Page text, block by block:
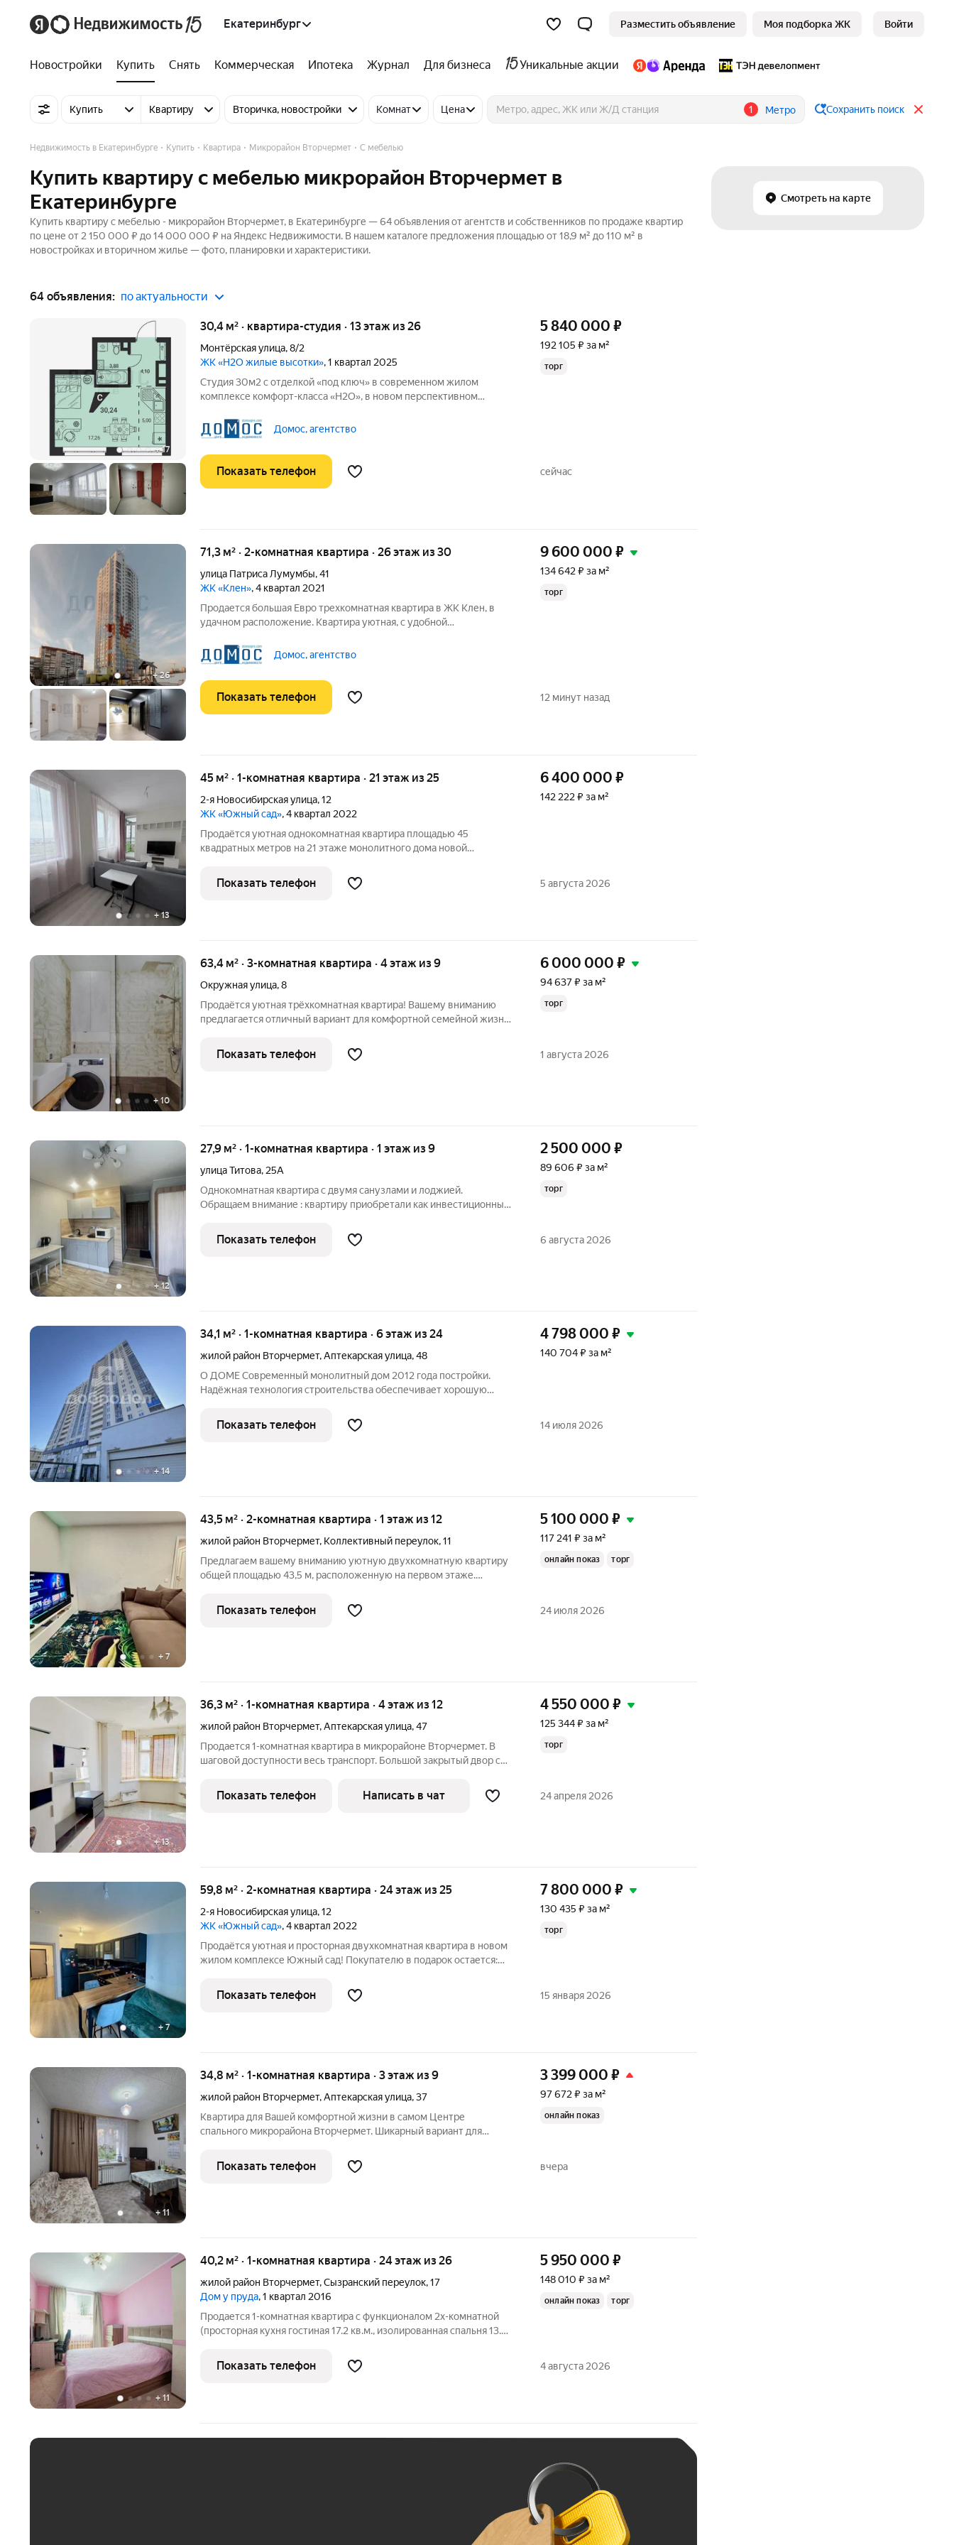
Екатеринбург Разместить объявление Моя подборка ЖК Войти
Новостройки Купить Снять Коммерческая Ипотека Журнал Для бизнеса Уникальные акции
Купить Квартиру Вторичка, новостройки Комнат Цена 1 Метро Сохранить поиск
Смотреть на карте
Недвижимость в Екатеринбурге Купить Квартира Микрорайон Вторчермет С мебелью
Купить квартиру с мебелью микрорайон Вторчермет в
Екатеринбурге
Купить квартиру с мебелью - микрорайон Вторчермет, в Екатеринбурге — 64 объявления от агентств и собственников по продаже квартир
по цене от 2 150 000 ₽ до 14 000 000 ₽ на Яндекс Недвижимости. В нашем каталоге предложения площадью от 18,9 м² до 110 м² в
новостройках и вторичном жилье — фото, планировки и характеристики.
64 объявления: по актуальности
+17
30,4 м² · квартира-студия · 13 этаж из 26
Монтёрская улица,8/2
ЖК «H2O жилые высотки», 1 квартал 2025
Студия 30м2 с отделкой «под ключ» в современном жилом
комплексе комфорт-класса «Н2О», в новом перспективном
площадь 30,4 м2 - Комната 17,42 м2 - Зона кухни 5 м2 - коридор 4,1
м2 - санузел 3,88
Домос, агентство
5 840 000 ₽
192 105 ₽ за м²
торг
Показать телефон сейчас
+26
71,3 м² · 2-комнатная квартира · 26 этаж из 30
улица Патриса Лумумбы,41
ЖК «Клен», 4 квартал 2021
Продается большая Евро трехкомнатная квартира в ЖК Клен, в
удачном расположение. Квартира уютная, с удобной
обеспечивает свет и тепло в течение всего дня. Эта идеальная
квартира для семьи,
Домос, агентство
9 600 000 ₽
134 642 ₽ за м²
торг
Показать телефон 12 минут назад
+13
45 м² · 1-комнатная квартира · 21 этаж из 25
2-я Новосибирская улица,12
ЖК «Южный сад», 4 квартал 2022
Продаётся уютная однокомнатная квартира площадью 45
квадратных метров на 21 этаже монолитного дома новой
расположен в микрорайоне Вторчермет на улице 2-я
Новосибирская, дом 12. Просторная
6 400 000 ₽
142 222 ₽ за м²
Показать телефон 5 августа 2026
+ 10
63,4 м² · 3-комнатная квартира · 4 этаж из 9
Окружная улица,8
Продаётся уютная трёхкомнатная квартира! Вашему вниманию
предлагается отличный вариант для комфортной семейной жизни
расположенная в тихом районе с развитой инфраструктурой.
Квартира порадует
6 000 000 ₽
94 637 ₽ за м²
торг
Показать телефон 1 августа 2026
+12
27,9 м² · 1-комнатная квартира · 1 этаж из 9
улица Титова, 25А
Однокомнатная квартира с двумя санузлами и лоджией.
Обращаем внимание : квартиру приобретали как инвестиционный
изменений в планировке (оборудовали 2-й санузел на месте
бывшей кладовки и
2 500 000 ₽
89 606 ₽ за м²
торг
Показать телефон 6 августа 2026
+14
34,1 м² · 1-комнатная квартира · 6 этаж из 24
жилой район Вторчермет,Аптекарская улица,48
О ДОМЕ Современный монолитный дом 2012 года постройки.
Надёжная технология строительства обеспечивает хорошую
Наземная парковка В доме заменены стояки Дом уже полностью
заселён - нет
4 798 000 ₽
140 704 ₽ за м²
Показать телефон 14 июля 2026
+ 7
43,5 м² · 2-комнатная квартира · 1 этаж из 12
жилой район Вторчермет, Коллективный переулок,11
Предлагаем вашему вниманию уютную двухкомнатную квартиру
общей площадью 43,5 м, расположенную на первом этаже.
станет идеальным местом для отдыха и наслаждения свежим
воздухом. В квартире
5 100 000 ₽
117 241 ₽ за м²
онлайн показ торг
Показать телефон 24 июля 2026
+13
36,3 м² · 1-комнатная квартира · 4 этаж из 12
жилой район Вторчермет,Аптекарская улица,47
Продается 1-комнатная квартира в микрорайоне Вторчермет. В
шаговой доступности весь транспорт. Большой закрытый двор с
кирпичный дом. Квартира на 4 этаже. Большая комната с эркером.
Кухня с
4 550 000 ₽
125 344 ₽ за м²
торг
Показать телефон Написать в чат 24 апреля 2026
+ 7
59,8 м² · 2-комнатная квартира · 24 этаж из 25
2-я Новосибирская улица,12
ЖК «Южный сад», 4 квартал 2022
Продаётся уютная и просторная двухкомнатная квартира в новом
жилом комплексе Южный сад! Покупателю в подарок остается:
поверхность, духовой шкаф, вытяжка), пристенная мебель в
прихожей и другая
7 800 000 ₽
130 435 ₽ за м²
торг
Показать телефон 15 января 2026
+11
34,8 м² · 1-комнатная квартира · 3 этаж из 9
жилой район Вторчермет,Аптекарская улица,37
Квартира для Вашей комфортной жизни в самом Центре
спального микрорайона Вторчермет. Шикарный вариант для
развита, рядом школы, детские сады, аптеки, поликлиники,
супермаркет рядом с домом,
3 399 000 ₽
97 672 ₽ за м²
онлайн показ
Показать телефон вчера
+ 11
40,2 м² · 1-комнатная квартира · 24 этаж из 26
жилой район Вторчермет,Сызранский переулок,17
Дом у пруда, 1 квартал 2016
Продается 1-комнатная квартира с функционалом 2х-комнатной
(просторная кухня гостиная 17.2 кв.м., изолированная спальня 13.7
хорошем состоянии, готова к проживанию (фотографии
5 950 000 ₽
148 010 ₽ за м²
онлайн показ торг
Показать телефон 4 августа 2026